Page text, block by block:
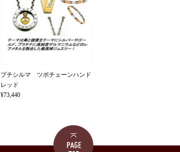
プチシルマ ツボチェーンハンド
レッド
¥73,440